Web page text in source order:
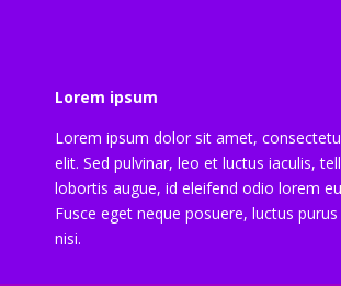
Lorem ipsum
Lorem ipsum dolor sit amet,
elit. Sed pulvinar, leo et luctus iaculis,
lobortis augue, id eleifend odio lorem
Fusce eget neque posuere, luctus
nisi.